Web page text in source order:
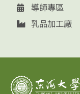
導師專區
乳品加工廠